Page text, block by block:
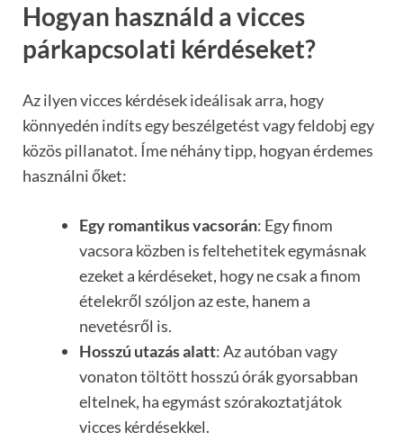
Hogyan használd a vicces
párkapcsolati kérdéseket?
Az ilyen vicces kérdések ideálisak arra, hogy
könnyedén indíts egy beszélgetést vagy feldobj egy
közös pillanatot. Íme néhány tipp, hogyan érdemes
használni őket:
Egy romantikus vacsorán: Egy finom
vacsora közben is feltehetitek egymásnak
ezeket a kérdéseket, hogy ne csak a finom
ételekről szóljon az este, hanem a
nevetésről is.
Hosszú utazás alatt: Az autóban vagy
vonaton töltött hosszú órák gyorsabban
eltelnek, ha egymást szórakoztatjátok
vicces kérdésekkel.